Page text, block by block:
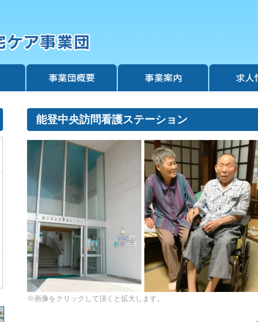
能登中央訪問看護ステーション
※画像をクリックして頂くと拡大します。